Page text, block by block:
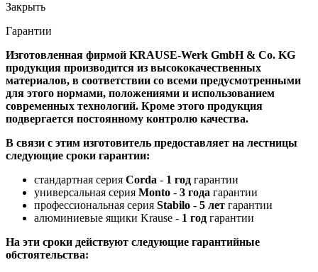
Закрыть
Гарантии
Изготовленная фирмой KRAUSE-Werk GmbH & Со. KG
продукция производится из высококачественных
материалов, в соответствии со всеми предусмотренными
для этого нормами, положениями и использованием
современных технологий. Кроме этого продукция
подвергается постоянному контролю качества.
В связи с этим изготовитель предоставляет на лестницы
следующие сроки гарантии:
стандартная серия Corda - 1 год гарантии
универсальная серия Monto - 3 года гарантии
профессиональная серия Stabilo - 5 лет гарантии
алюминиевые ящики Krause - 1 год гарантии
На эти сроки действуют следующие гарантийные
обстоятельства: